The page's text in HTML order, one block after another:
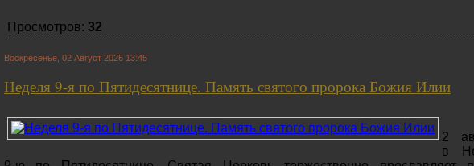
Просмотров: 32
Воскресенье, 02 Август 2026 13:45
Неделя 9-я по Пятидесятнице. Память святого пророка Божия Илии
2
в